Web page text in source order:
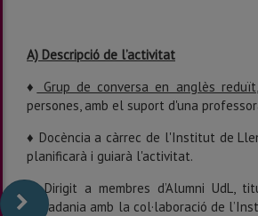
A) Descripció de l’activitat
♦
Grup de conversa en anglès reduït
persones, amb el suport d'una
♦ Docència a càrrec de l'Institut de
planificarà i guiarà l'activitat.
♦ Dirigit a membres d’Alumni UdL,
ciutadania amb la col·laboració de